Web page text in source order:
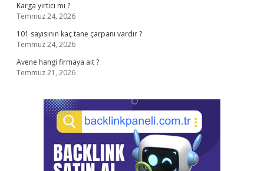
Karga yırtıcı mı ?
Temmuz 24, 2026
101 sayısının kaç tane çarpanı vardır ?
Temmuz 24, 2026
Avene hangi firmaya ait ?
Temmuz 21, 2026